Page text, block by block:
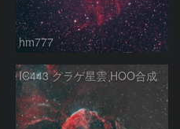
hm777
IC443 クラゲ星雲 HOO合成